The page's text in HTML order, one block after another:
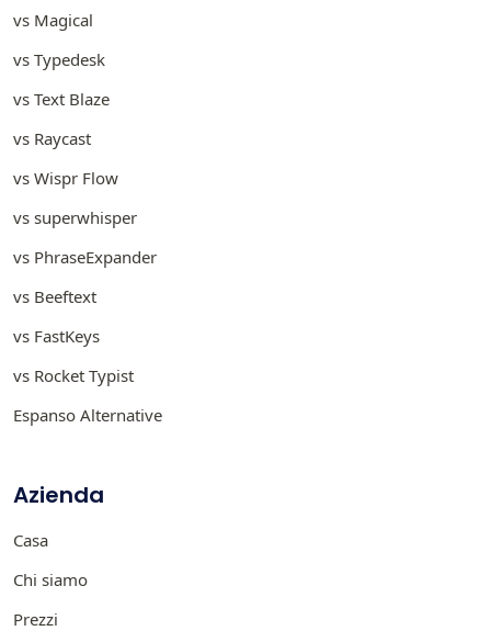
vs Magical
vs Typedesk
vs Text Blaze
vs Raycast
vs Wispr Flow
vs superwhisper
vs PhraseExpander
vs Beeftext
vs FastKeys
vs Rocket Typist
Espanso Alternative
Azienda
Casa
Chi siamo
Prezzi